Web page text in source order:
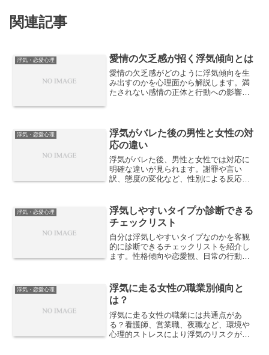
関連記事
浮気・恋愛心理 愛情の欠乏感が招く浮気傾向とは
愛情の欠乏感がどのように浮気傾向を生
み出すのかを心理面から解説します。満
たされない感情の正体と行動への影響を
浮気・恋愛心理
浮気がバレた後の男性と女性の対
応の違い
浮気がバレた後、男性と女性では対応に
明確な違いが見られます。謝罪や言い
訳、態度の変化など、性別による反応の
浮気・恋愛心理
浮気しやすいタイプか診断できる
チェックリスト
自分は浮気しやすいタイプなのかを客観
的に診断できるチェックリストを紹介し
ます。性格傾向や恋愛観、日常の行動パ
浮気・恋愛心理
浮気に走る女性の職業別傾向と
は？
浮気に走る女性の職業には共通点があ
る？看護師、営業職、夜職など、環境や
心理的ストレスにより浮気のリスクが高